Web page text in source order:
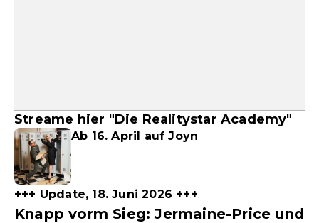
Streame hier "Die Realitystar Academy"
Ab 16. April auf Joyn
+++ Update, 18. Juni 2026 +++
Knapp vorm Sieg: Jermaine-Price und